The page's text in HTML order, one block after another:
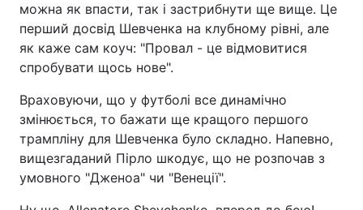
можна як впасти, так і застрибнути ще вище. Це
перший досвід Шевченка на клубному рівні, але
як каже сам коуч: "Провал - це відмовитися
спробувати щось нове".
Враховуючи, що у футболі все динамічно
змінюється, то бажати ще кращого першого
трампліну для Шевченка було складно. Напевно,
вищезгаданий Пірло шкодує, що не розпочав з
умовного "Дженоа" чи "Венеції".